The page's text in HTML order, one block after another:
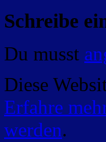
Schreibe
Du musst
Diese
Erfahre
werden.